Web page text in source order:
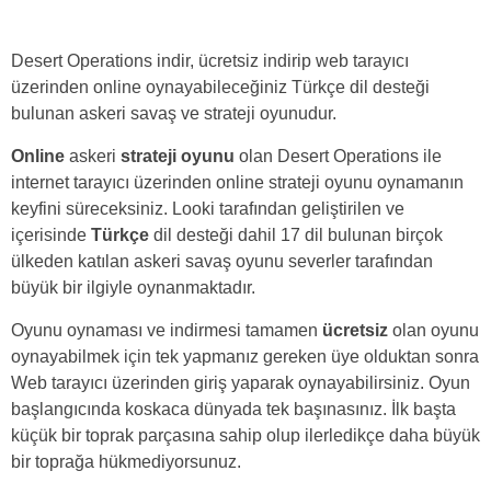
Desert Operations indir, ücretsiz indirip web tarayıcı
üzerinden online oynayabileceğiniz Türkçe dil desteği
bulunan askeri savaş ve strateji oyunudur.
Online askeri strateji oyunu olan Desert Operations ile
internet tarayıcı üzerinden online strateji oyunu oynamanın
keyfini süreceksiniz. Looki tarafından geliştirilen ve
içerisinde Türkçe dil desteği dahil 17 dil bulunan birçok
ülkeden katılan askeri savaş oyunu severler tarafından
büyük bir ilgiyle oynanmaktadır.
Oyunu oynaması ve indirmesi tamamen ücretsiz olan oyunu
oynayabilmek için tek yapmanız gereken üye olduktan sonra
Web tarayıcı üzerinden giriş yaparak oynayabilirsiniz. Oyun
başlangıcında koskaca dünyada tek başınasınız. İlk başta
küçük bir toprak parçasına sahip olup ilerledikçe daha büyük
bir toprağa hükmediyorsunuz.